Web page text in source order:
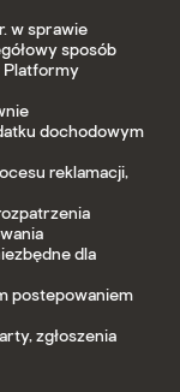
w sprawie
sposób
Platformy
dochodowym
reklamacji,
dla
postepowaniem
zgłoszenia